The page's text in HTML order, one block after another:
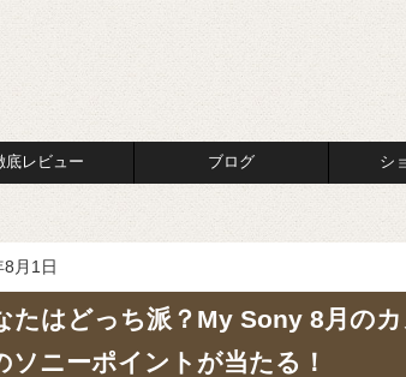
底レビュー ブログ シ
8月1日
たはどっち派？My Sony 8月の
ソニーポイントが当たる！